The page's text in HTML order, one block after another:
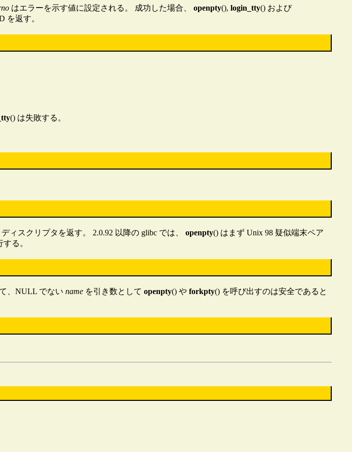
はエラーを示す値に設定される。 成功した場合、openpty(),login_tty() および
を返す。
() は失敗する。
ィスクリプタを返す。 2.0.92 以降の glibc では、openpty() はまず Unix 98 疑似端末ペア
る。
、NULL でないname を引き数としてopenpty() やforkpty() を呼び出すのは安全であると